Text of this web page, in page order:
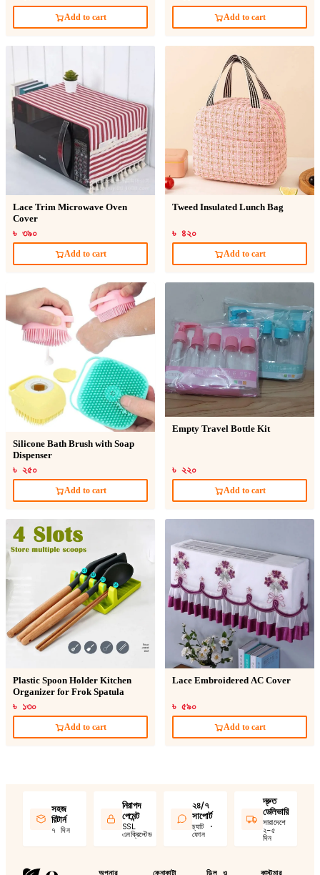
Add to cart Add to cart
Lace Trim Microwave Oven
Cover
৳ ৩৯০
Add to cart
Tweed Insulated Lunch Bag
৳ ৪২০
Add to cart
Silicone Bath Brush with Soap
Dispenser
৳ ২৫০
Add to cart
Empty Travel Bottle Kit
৳ ২২০
Add to cart
Plastic Spoon Holder Kitchen
Organizer for Frok Spatula
৳ ১৩০
Add to cart
Lace Embroidered AC Cover
৳ ৫৯০
Add to cart
সহজ
রিটার্ন
৭ দিন
নিরাপদ
পেমেন্ট
SSL
এনক্রিপ্টেড
২৪/৭
সাপোর্ট
চ্যাট ·
ফোন
দ্রুত
ডেলিভারি
সারাদেশে
২–৫
দিন
অপনার কেনাকাটা ডিল ও কাস্টমার